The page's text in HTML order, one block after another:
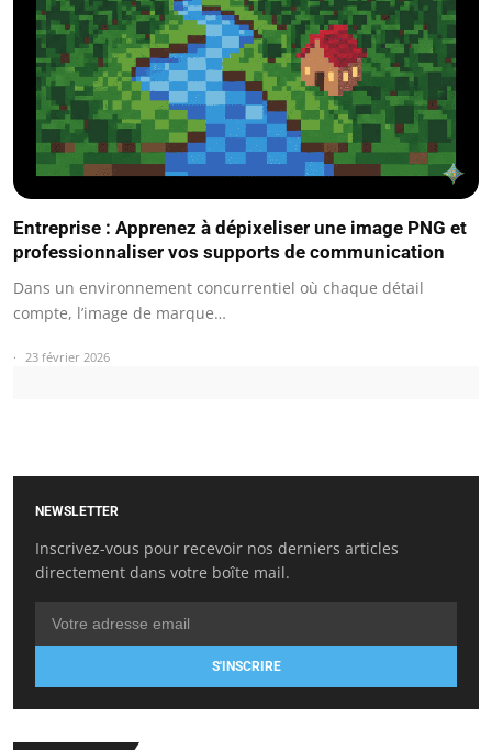
Entreprise : Apprenez à dépixeliser une image PNG et
professionnaliser vos supports de communication
Dans un environnement concurrentiel où chaque détail
compte, l’image de marque…
23 février 2026
NEWSLETTER
Inscrivez-vous pour recevoir nos derniers articles
directement dans votre boîte mail.
S'INSCRIRE